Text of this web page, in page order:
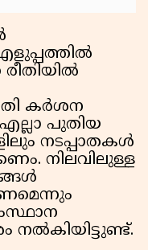
കർശന
എല്ലാ പുതിയ
നടപ്പാതകൾ
നിലവിലുള്ള
നൽകിയിട്ടുണ്ട്.